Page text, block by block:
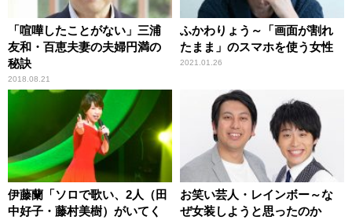
「喧嘩したことがない」三浦
友和・百恵夫妻の夫婦円満の
秘訣
2018.08.21
ふかわりょう～「画面が割れ
たまま」のスマホを使う女性
2021.01.26
伊藤蘭「ソロで歌い、2人（田
中好子・藤村美樹）がいてく
お笑い芸人・レインボー～な
ぜ女装しようと思ったのか